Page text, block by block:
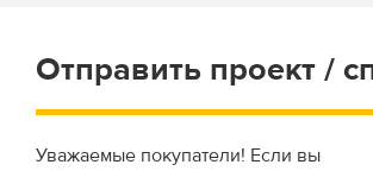
Отправить проект /
Уважаемые покупатели! Если вы